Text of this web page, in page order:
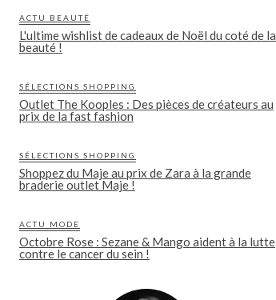
ACTU BEAUTÉ
L'ultime wishlist de cadeaux de Noël du coté de la
beauté !
SÉLECTIONS SHOPPING
Outlet The Kooples : Des pièces de créateurs au
prix de la fast fashion
SÉLECTIONS SHOPPING
Shoppez du Maje au prix de Zara à la grande
braderie outlet Maje !
ACTU MODE
Octobre Rose : Sezane & Mango aident à la lutte
contre le cancer du sein !